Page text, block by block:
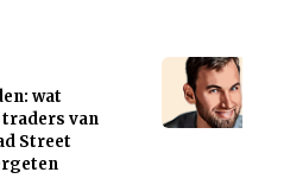
wat
van
Street